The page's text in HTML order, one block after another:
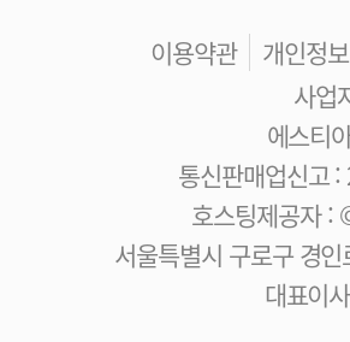
이용약관 개인정
사업
에스티
통신판매업신고
호스팅제공자
서울특별시 구로구 경
대표이